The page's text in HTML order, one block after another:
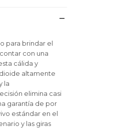
para brindar el
con una
cálida y
altamente
la
elimina casi
garantía de por
estándar en el
y las giras